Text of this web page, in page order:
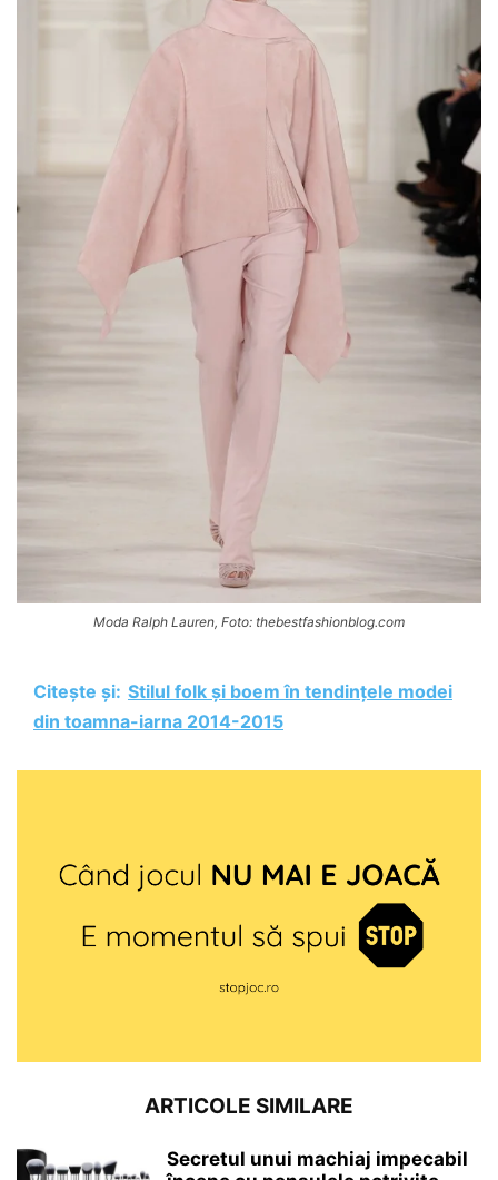
Moda Ralph Lauren, Foto: thebestfashionblog.com
Citește și: Stilul folk și boem în tendințele modei
din toamna-iarna 2014-2015
ARTICOLE SIMILARE
Secretul unui machiaj impecabil